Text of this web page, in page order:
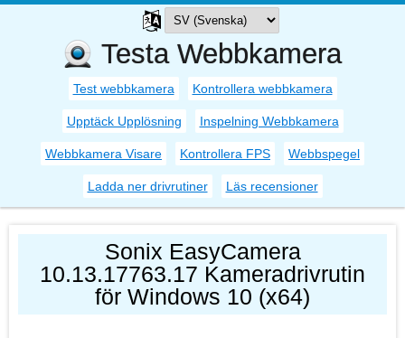
Testa Webbkamera
Test webbkamera Kontrollera webbkamera
Upptäck Upplösning Inspelning Webbkamera
Webbkamera Visare Kontrollera FPS Webbspegel
Ladda ner drivrutiner Läs recensioner
Sonix EasyCamera
10.13.17763.17 Kameradrivrutin
för Windows 10 (x64)